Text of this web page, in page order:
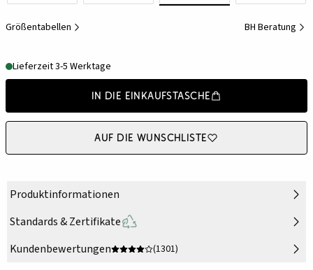
Größentabellen BH Beratung
Lieferzeit 3-5 Werktage
In die Einkaufstasche
Auf die Wunschliste
Produktinformationen
Standards & Zertifikate
Kundenbewertungen
(1301)